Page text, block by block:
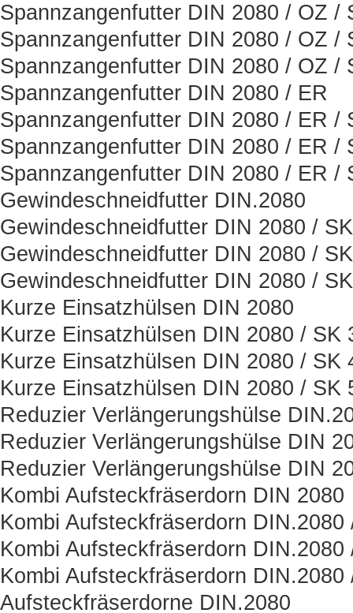
Spannzangenfutter DIN 2080 / OZ /
Spannzangenfutter DIN 2080 / OZ /
Spannzangenfutter DIN 2080 / OZ /
Spannzangenfutter DIN 2080 / ER
Spannzangenfutter DIN 2080 / ER /
Spannzangenfutter DIN 2080 / ER /
Spannzangenfutter DIN 2080 / ER /
Gewindeschneidfutter DIN.2080
Gewindeschneidfutter DIN 2080 /
Gewindeschneidfutter DIN 2080 /
Gewindeschneidfutter DIN 2080 /
Kurze Einsatzhülsen DIN 2080
Kurze Einsatzhülsen DIN 2080 / SK
Kurze Einsatzhülsen DIN 2080 / SK
Kurze Einsatzhülsen DIN 2080 / SK
Reduzier Verlängerungshülse
Reduzier Verlängerungshülse DIN
Reduzier Verlängerungshülse DIN
Kombi Aufsteckfräserdorn DIN 2080
Kombi Aufsteckfräserdorn DIN.2080
Kombi Aufsteckfräserdorn DIN.2080
Kombi Aufsteckfräserdorn DIN.2080
Aufsteckfräserdorne DIN.2080